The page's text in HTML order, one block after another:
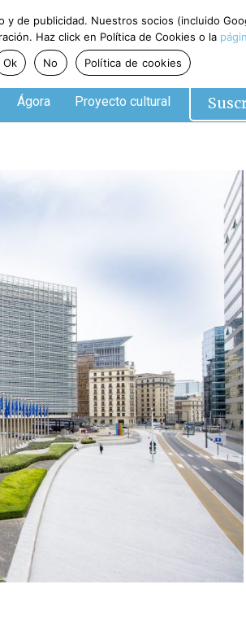
Ágora Proyecto cultural
de publicidad. Nuestros socios (incluido
Haz click en Política de Cookies o la
Ok
No Política de cookies